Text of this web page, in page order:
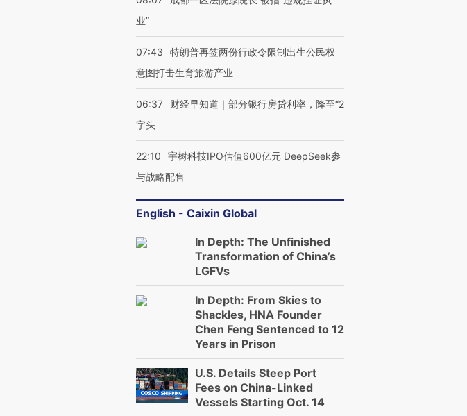
业”
07:43
特朗普再签两份行政令限制出生公民权
意图打击生育旅游产业
06:37
财经早知道｜部分银行房贷利率，降至“2
字头
22:10
宇树科技IPO估值600亿元 DeepSeek参
与战略配售
English - Caixin Global
In Depth: The Unfinished
Transformation of China’s
LGFVs
In Depth: From Skies to
Shackles, HNA Founder
Chen Feng Sentenced to 12
Years in Prison
U.S. Details Steep Port
Fees on China-Linked
Vessels Starting Oct. 14